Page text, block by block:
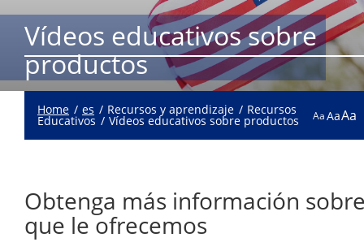
Vídeos educativos sobre
productos
Home es Recursos y aprendizaje Recursos
Educativos Vídeos educativos sobre productos AaAaAa
Obtenga más información
que le ofrecemos